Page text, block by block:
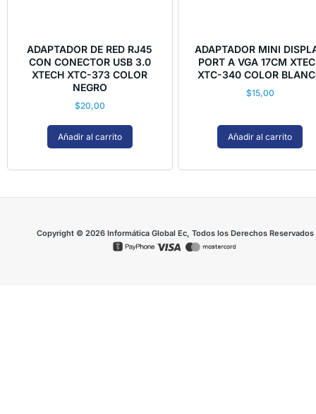
ADAPTADOR DE RED RJ45
CON CONECTOR USB 3.0
XTECH XTC-373 COLOR
NEGRO
$20,00
Añadir al carrito
ADAPTADOR MINI
PORT A VGA 17CM
XTC-340 COLOR
$15,00
Añadir al carrito
Copyright © 2026 Informática Global Ec, Todos los Derechos Reservados